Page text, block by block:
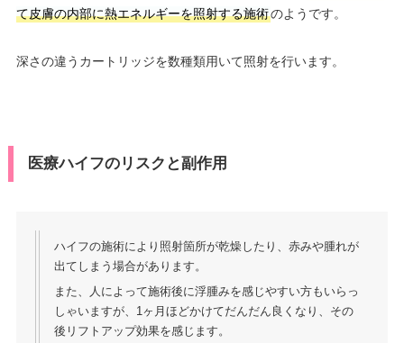
て皮膚の内部に熱エネルギーを照射する施術のようです。
深さの違うカートリッジを数種類用いて照射を行います。
医療ハイフのリスクと副作用
ハイフの施術により照射箇所が乾燥したり、赤みや腫れが
出てしまう場合があります。
また、人によって施術後に浮腫みを感じやすい方もいらっ
しゃいますが、1ヶ月ほどかけてだんだん良くなり、その
後リフトアップ効果を感じます。